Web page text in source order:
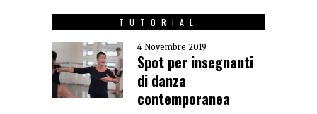
TUTORIAL
4 Novembre 2019
Spot per insegnanti
di danza
contemporanea